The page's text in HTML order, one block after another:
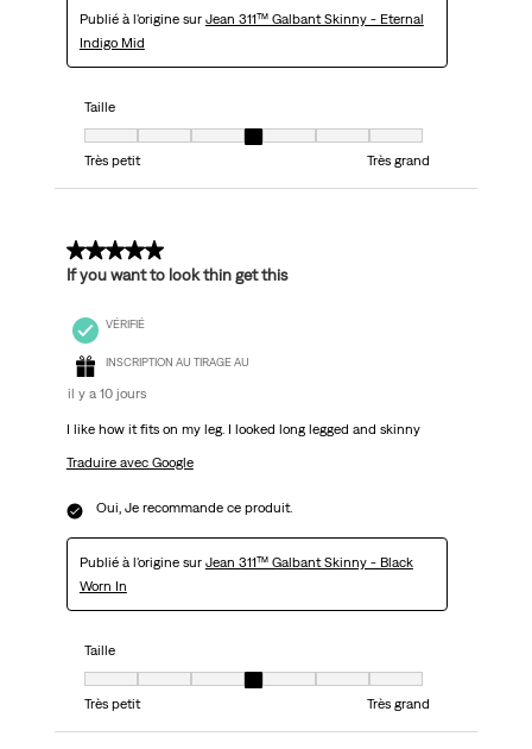
Publié à l'origine sur Jean 311™ Galbant Skinny - Eternal
Indigo Mid
Taille
Taille, 4 sur 7, où 1 est égal à Très petit et 7 est égal à Très grand
Très petit
Très grand
5 sur 5 étoiles.
If you want to look thin get this
VÉRIFIÉ
INSCRIPTION AU TIRAGE AU
il y a 10 jours
I like how it fits on my leg. I looked long legged and skinny
Traduire avec Google
Oui, Je recommande ce produit.
Publié à l'origine sur Jean 311™ Galbant Skinny - Black
Worn In
Taille
Taille, 4 sur 7, où 1 est égal à Très petit et 7 est égal à Très grand
Très petit
Très grand